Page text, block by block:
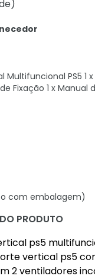
Multifuncional PS5 1
Fixação 1 x Manual
com embalagem)
PRODUTO
ps5
vertical ps5
2 ventiladores